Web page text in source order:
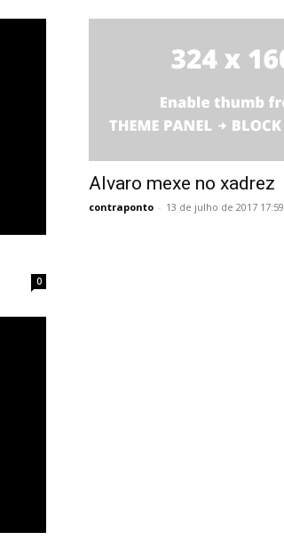
0
Alvaro mexe no xadrez
contraponto - 13 de julho de 2017 17:59